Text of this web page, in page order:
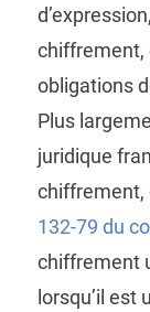
chiffrement,
obligations
Plus
juridique
chiffrement,
132-79 du
chiffrement
lorsqu’il